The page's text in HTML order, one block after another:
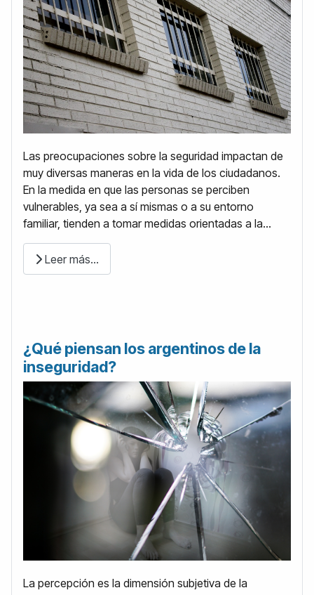
Las preocupaciones sobre la seguridad impactan de
muy diversas maneras en la vida de los ciudadanos.
En la medida en que las personas se perciben
vulnerables, ya sea a sí mismas o a su entorno
familiar, tienden a tomar medidas orientadas a la...
Leer más…
¿Qué piensan los argentinos de la
inseguridad?
La percepción es la dimensión subjetiva de la